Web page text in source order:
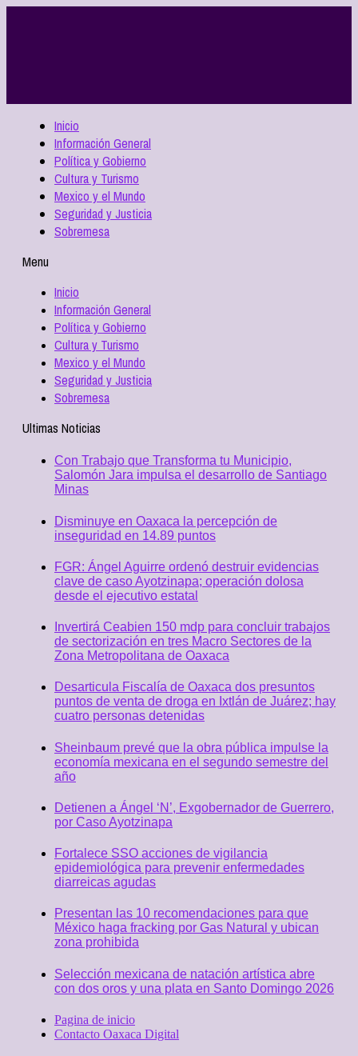
Inicio
Información General
Política y Gobierno
Cultura y Turismo
Mexico y el Mundo
Seguridad y Justicia
Sobremesa
Menu
Inicio
Información General
Política y Gobierno
Cultura y Turismo
Mexico y el Mundo
Seguridad y Justicia
Sobremesa
Ultimas Noticias
Con Trabajo que Transforma tu Municipio,
Salomón Jara impulsa el desarrollo de Santiago
Minas
Disminuye en Oaxaca la percepción de
inseguridad en 14.89 puntos
FGR: Ángel Aguirre ordenó destruir evidencias
clave de caso Ayotzinapa; operación dolosa
desde el ejecutivo estatal
Invertirá Ceabien 150 mdp para concluir trabajos
de sectorización en tres Macro Sectores de la
Zona Metropolitana de Oaxaca
Desarticula Fiscalía de Oaxaca dos presuntos
puntos de venta de droga en Ixtlán de Juárez; hay
cuatro personas detenidas
Sheinbaum prevé que la obra pública impulse la
economía mexicana en el segundo semestre del
año
Detienen a Ángel ‘N’, Exgobernador de Guerrero,
por Caso Ayotzinapa
Fortalece SSO acciones de vigilancia
epidemiológica para prevenir enfermedades
diarreicas agudas
Presentan las 10 recomendaciones para que
México haga fracking por Gas Natural y ubican
zona prohibida
Selección mexicana de natación artística abre
con dos oros y una plata en Santo Domingo 2026
Pagina de inicio
Contacto Oaxaca Digital